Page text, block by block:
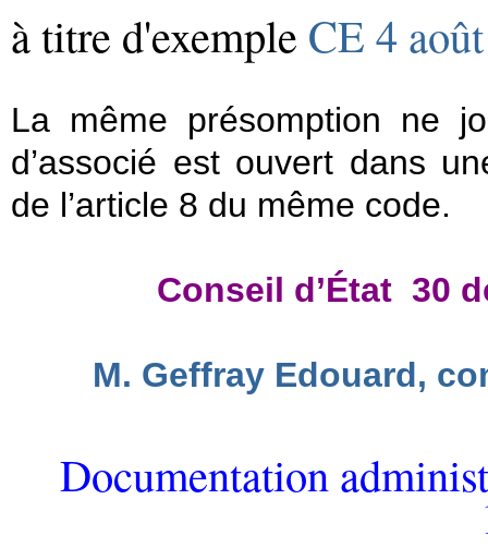
à titre d'exemple CE 4
La même présomption ne
d’associé est ouvert dans
de l’article 8 du même code.
Conseil d’État 30
M. Geffray Edouard,
Documentation adm